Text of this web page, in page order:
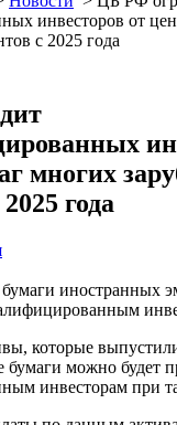
инвесторов от
с 2025 года
многих
года
иностранных
которые
можно будет
инвесторам при